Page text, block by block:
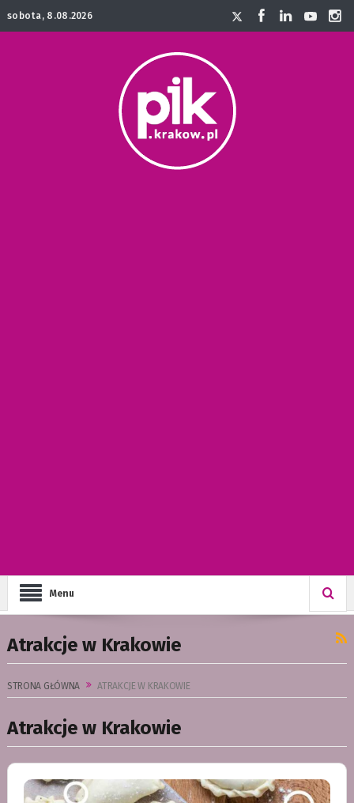
sobota, 8.08.2026
Menu
Atrakcje w Krakowie
STRONA GŁÓWNA ATRAKCJE W KRAKOWIE
Atrakcje w Krakowie